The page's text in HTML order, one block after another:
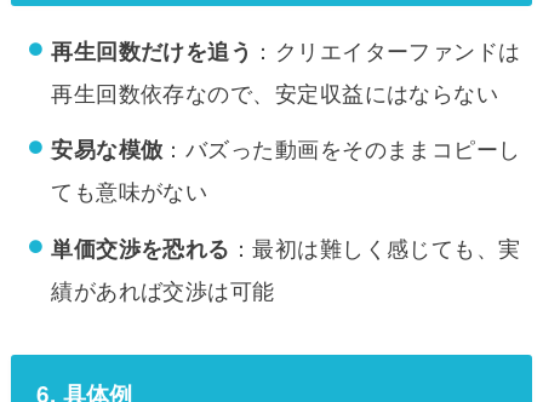
再生回数だけを追う ：クリエイターファンドは
再生回数依存なので、安定収益にはならない
安易な模倣 ：バズった動画をそのままコピーし
ても意味がない
単価交渉を恐れる ：最初は難しく感じても、実
績があれば交渉は可能
6. 具体例